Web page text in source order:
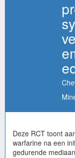
Deze RCT toont
warfarine na een
gedurende